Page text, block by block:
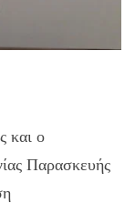
και ο
Παρασκευής